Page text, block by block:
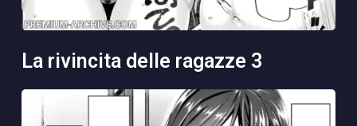
la rivincita delle ragazze 3